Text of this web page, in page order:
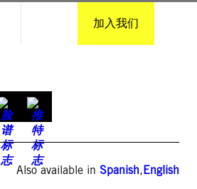
加入我们
Also available in Spanish,English